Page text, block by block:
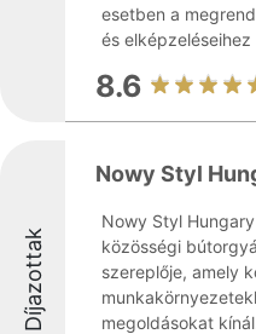
esetben a
és elképzeléseihez
8.6
Díjazottak
Nowy Styl
Nowy Styl
közösségi
szereplője, amely
megoldásokat